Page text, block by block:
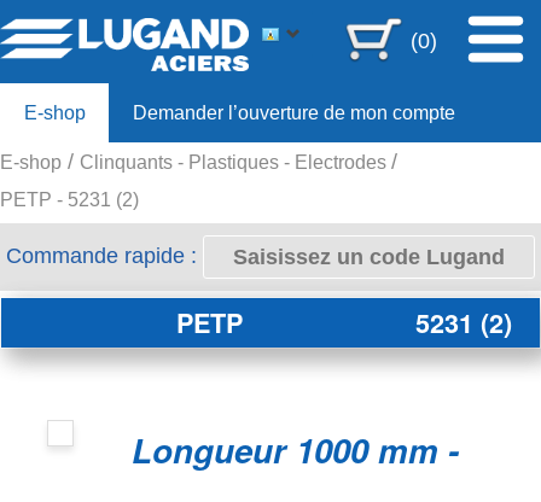
(0)
E-shop Demander l’ouverture de mon compte
Offre 80ans
E-shop
Clinquants - Plastiques - Electrodes
PETP - 5231 (2)
Commande rapide :
PETP 5231 (2)
Longueur 1000 mm -